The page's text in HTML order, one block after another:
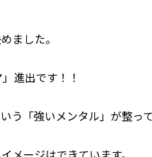
ました。
進出です！！
う「強いメンタル」が整っ